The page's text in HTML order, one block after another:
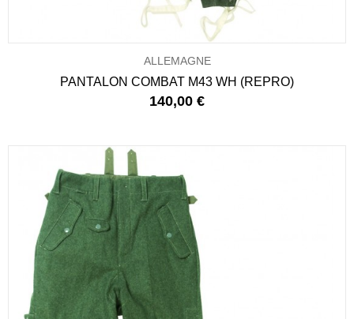
ALLEMAGNE
PANTALON COMBAT M43 WH (REPRO)
140,00 €